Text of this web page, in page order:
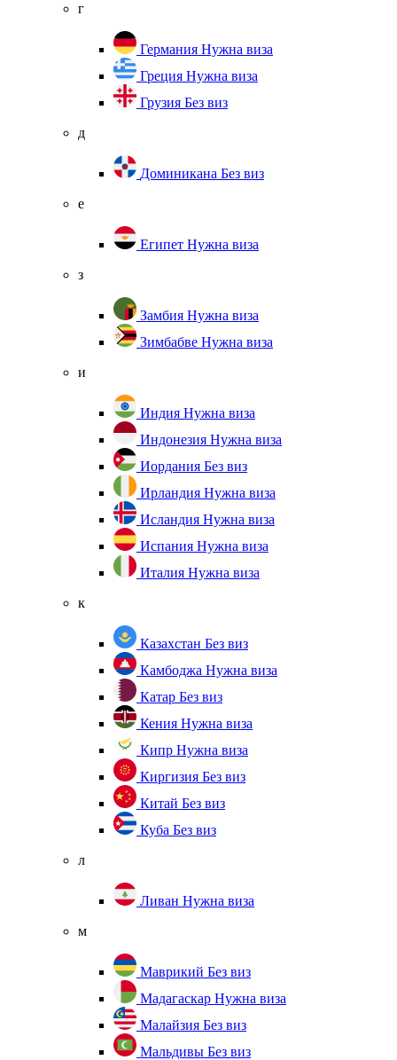
г
Германия Нужна виза
Греция Нужна виза
Грузия Без виз
д
Доминикана Без виз
е
Египет Нужна виза
з
Замбия Нужна виза
Зимбабве Нужна виза
и
Индия Нужна виза
Индонезия Нужна виза
Иордания Без виз
Ирландия Нужна виза
Исландия Нужна виза
Испания Нужна виза
Италия Нужна виза
к
Казахстан Без виз
Камбоджа Нужна виза
Катар Без виз
Кения Нужна виза
Кипр Нужна виза
Киргизия Без виз
Китай Без виз
Куба Без виз
л
Ливан Нужна виза
м
Маврикий Без виз
Мадагаскар Нужна виза
Малайзия Без виз
Мальдивы Без виз